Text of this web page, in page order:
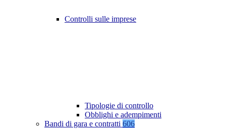
Controlli sulle imprese
Tipologie di controllo
Obblighi e adempimenti
Bandi di gara e contratti 606